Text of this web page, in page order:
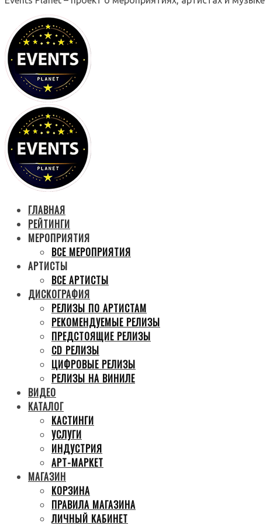
ГЛАВНАЯ
РЕЙТИНГИ
МЕРОПРИЯТИЯ
ВСЕ МЕРОПРИЯТИЯ
АРТИСТЫ
ВСЕ АРТИСТЫ
ДИСКОГРАФИЯ
РЕЛИЗЫ ПО АРТИСТАМ
РЕКОМЕНДУЕМЫЕ РЕЛИЗЫ
ПРЕДСТОЯЩИЕ РЕЛИЗЫ
CD РЕЛИЗЫ
ЦИФРОВЫЕ РЕЛИЗЫ
РЕЛИЗЫ НА ВИНИЛЕ
ВИДЕО
КАТАЛОГ
КАСТИНГИ
УСЛУГИ
ИНДУСТРИЯ
АРТ-МАРКЕТ
МАГАЗИН
КОРЗИНА
ПРАВИЛА МАГАЗИНА
ЛИЧНЫЙ КАБИНЕТ